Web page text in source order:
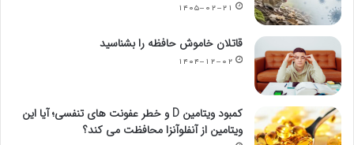
۱۴۰۵-۰۲-۲۱
قاتلان خاموش حافظه را بشناسید
۱۴۰۴-۱۲-۰۲
کمبود ویتامین D و خطر عفونت های تنفسی؛ آیا این
ویتامین از آنفلوآنزا محافظت می کند؟